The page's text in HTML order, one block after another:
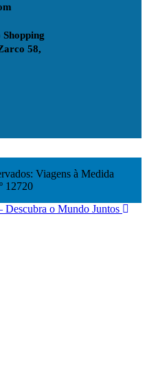
58,
Viagens à Medida
12720